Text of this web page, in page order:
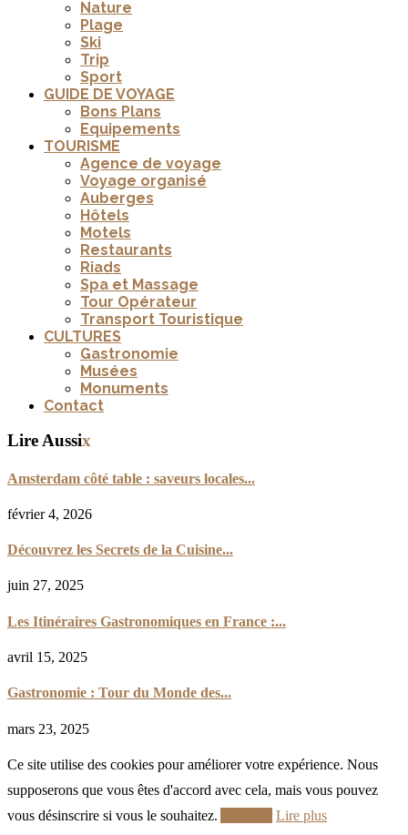
Nature
Plage
Ski
Trip
Sport
GUIDE DE VOYAGE
Bons Plans
Equipements
TOURISME
Agence de voyage
Voyage organisé
Auberges
Hôtels
Motels
Restaurants
Riads
Spa et Massage
Tour Opérateur
Transport Touristique
CULTURES
Gastronomie
Musées
Monuments
Contact
Lire Aussix
Amsterdam côté table : saveurs locales...
février 4, 2026
Découvrez les Secrets de la Cuisine...
juin 27, 2025
Les Itinéraires Gastronomiques en France :...
avril 15, 2025
Gastronomie : Tour du Monde des...
mars 23, 2025
Ce site utilise des cookies pour améliorer votre expérience. Nous
supposerons que vous êtes d'accord avec cela, mais vous pouvez
vous désinscrire si vous le souhaitez.
Lire plus